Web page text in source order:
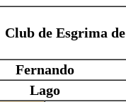
Club de Esgrima
Fernando
Lago